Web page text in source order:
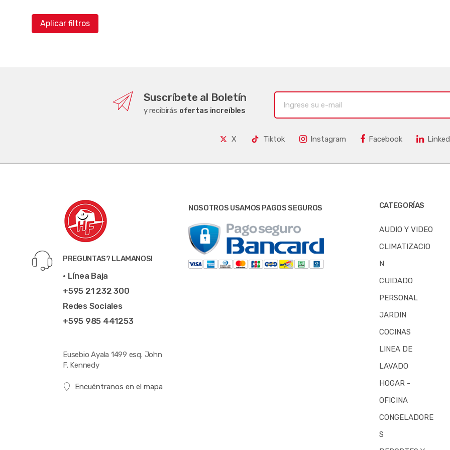
Aplicar filtros
Suscríbete al Boletín
y recibirás ofertas increíbles
X Tiktok Instagram Facebook
PREGUNTAS? LLAMANOS!
• Línea Baja
+595 21 232 300
Redes Sociales
+595 985 441253
Eusebio Ayala 1499 esq. John
F. Kennedy
Encuéntranos en el mapa
NOSOTROS USAMOS PAGOS SEGUROS CATEGORÍAS
AUDIO Y VIDEO
CLIMATIZACIO
N
CUIDADO
PERSONAL
JARDIN
COCINAS
LINEA DE
LAVADO
HOGAR -
OFICINA
CONGELADORE
S